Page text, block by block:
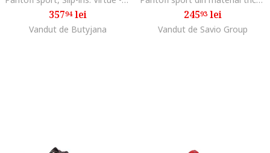
35794lei
Vandut de Butyjana
24593lei
Vandut de Savio Group